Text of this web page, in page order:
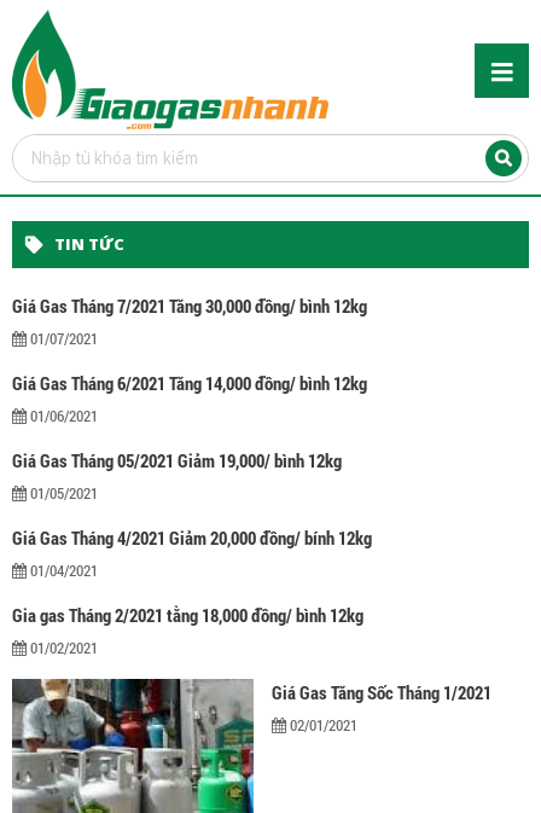
TIN TỨC
Giá Gas Tháng 7/2021 Tăng 30,000 đồng/ bình 12kg
01/07/2021
Giá Gas Tháng 6/2021 Tăng 14,000 đồng/ bình 12kg
01/06/2021
Giá Gas Tháng 05/2021 Giảm 19,000/ bình 12kg
01/05/2021
Giá Gas Tháng 4/2021 Giảm 20,000 đồng/ bính 12kg
01/04/2021
Gia gas Tháng 2/2021 tằng 18,000 đồng/ bình 12kg
01/02/2021
Giá Gas Tăng Sốc Tháng 1/2021
02/01/2021